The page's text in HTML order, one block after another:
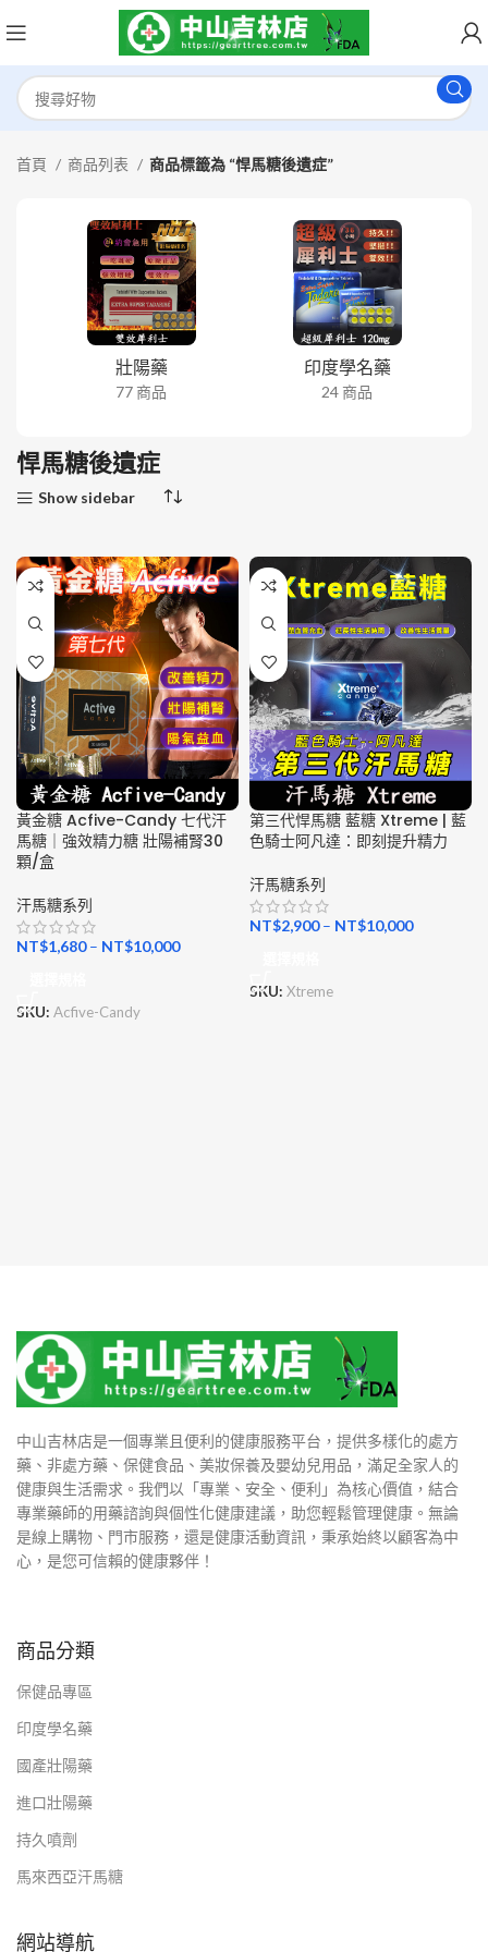
首頁 商品列表 商品標籤為 “悍馬糖後遺症”
壯陽藥
77 商品
印度學名藥
24 商品
悍馬糖後遺症
Show sidebar
黃金糖 Acfive-Candy 七代汗
馬糖｜強效精力糖 壯陽補腎30
顆/盒
汗馬糖系列
NT$1,680– NT$10,000
SKU: Acfive-Candy
第三代悍馬糖 藍糖 Xtreme | 藍
色騎士阿凡達：即刻提升精力
汗馬糖系列
NT$2,900– NT$10,000
SKU: Xtreme
中山吉林店是一個專業且便利的健康服務平台，提供多樣化的處方
藥、非處方藥、保健食品、美妝保養及嬰幼兒用品，滿足全家人的
健康與生活需求。我們以「專業、安全、便利」為核心價值，結合
專業藥師的用藥諮詢與個性化健康建議，助您輕鬆管理健康。無論
是線上購物、門市服務，還是健康活動資訊，秉承始終以顧客為中
心，是您可信賴的健康夥伴！
商品分類
保健品專區
印度學名藥
國產壯陽藥
進口壯陽藥
持久噴劑
馬來西亞汗馬糖
網站導航